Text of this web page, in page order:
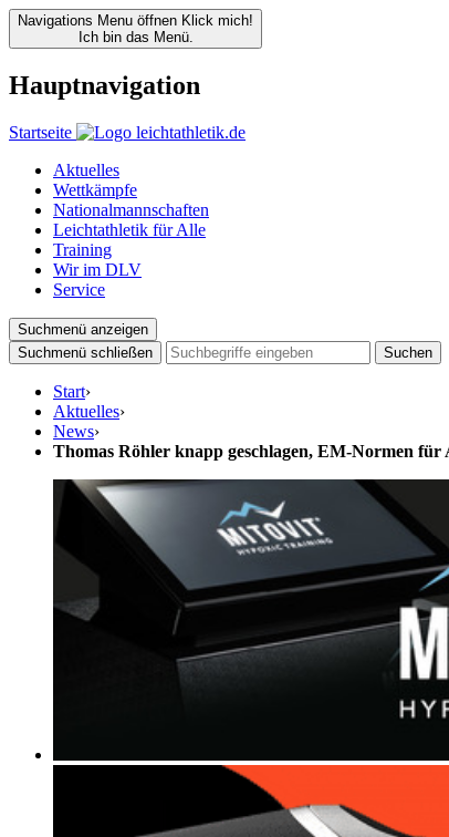
Navigations Menu öffnen Klick mich!
Ich bin das Menü.
Hauptnavigation
Startseite
Aktuelles
Wettkämpfe
Nationalmannschaften
Leichtathletik für Alle
Training
Wir im DLV
Service
Suchmenü anzeigen
Suchmenü schließen
Suchen
Start›
Aktuelles›
News›
Thomas Röhler knapp geschlagen, EM-Normen